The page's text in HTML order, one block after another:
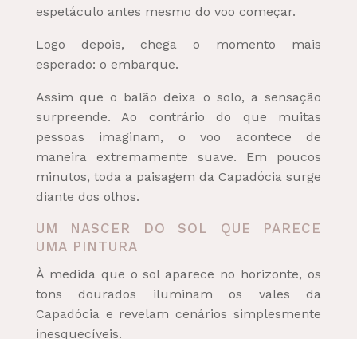
espetáculo antes mesmo do voo começar.
Logo depois, chega o momento mais
esperado: o embarque.
Assim que o balão deixa o solo, a sensação
surpreende. Ao contrário do que muitas
pessoas imaginam, o voo acontece de
maneira extremamente suave. Em poucos
minutos, toda a paisagem da Capadócia surge
diante dos olhos.
UM NASCER DO SOL QUE PARECE
UMA PINTURA
À medida que o sol aparece no horizonte, os
tons dourados iluminam os vales da
Capadócia e revelam cenários simplesmente
inesquecíveis.